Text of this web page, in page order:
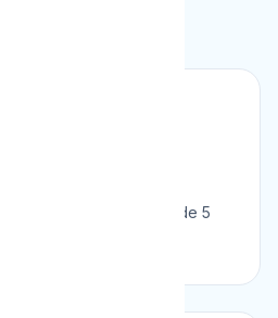
d'Expérience
depuis 2009. Plus de 5
réussies en Belgique.